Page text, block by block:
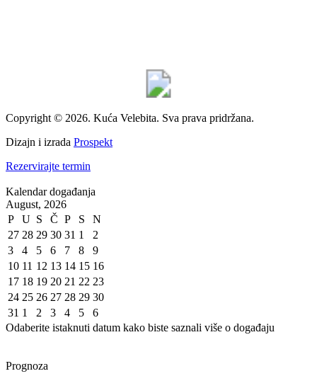
Copyright © 2026. Kuća Velebita. Sva prava pridržana.
Dizajn i izrada Prospekt
Rezervirajte termin
Kalendar događanja
August, 2026
P
U S Č P S
N
27 28 29 30 31 1
2
3
4 5 6 7 8
9
10 11 12 13 14 15 16
17 18 19 20 21 22 23
24 25 26 27 28 29 30
31 1 2 3 4 5
6
Odaberite istaknuti datum kako biste saznali više o događaju
Prognoza